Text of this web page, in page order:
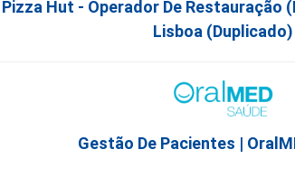
Pizza Hut - Operador De
Lisboa (Duplicado)
Gestão De Pacientes |